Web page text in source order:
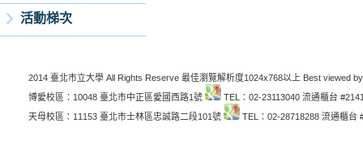
活動梯次
2014 臺北市立大學 All Rights Reserve 最佳瀏覽解析度1024x768以上 Best viewed
博愛校區：10048 臺北市中正區愛國西路1號
TEL：02-23113040 流通櫃台
天母校區：11153 臺北市士林區忠誠路二段101號
TEL：02-28718288 流通櫃台